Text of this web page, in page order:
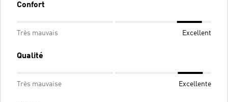
Confort
Très mauvais Excellent
Qualité
Très mauvaise Excellente